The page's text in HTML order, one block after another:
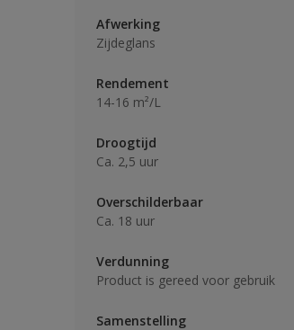
Afwerking
Zijdeglans
Rendement
14-16 m²/L
Droogtijd
Ca. 2,5 uur
Overschilderbaar
Ca. 18 uur
Verdunning
Product is gereed voor gebruik
Samenstelling